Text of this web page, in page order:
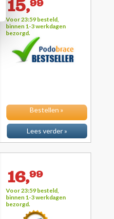
15,99
Voor 23:59 besteld,
binnen 1-3 werkdagen
bezorgd.
Bestellen »
Lees verder »
16,99
Voor 23:59 besteld,
binnen 1-3 werkdagen
bezorgd.